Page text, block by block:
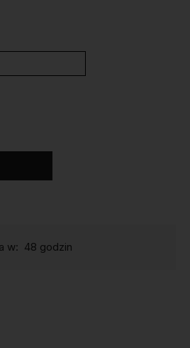
w: 48 godzin